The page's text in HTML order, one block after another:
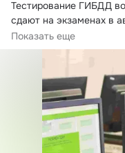
Тестирование ГИБДД
сдают на экзаменах в
проходит сдача
Показать еще